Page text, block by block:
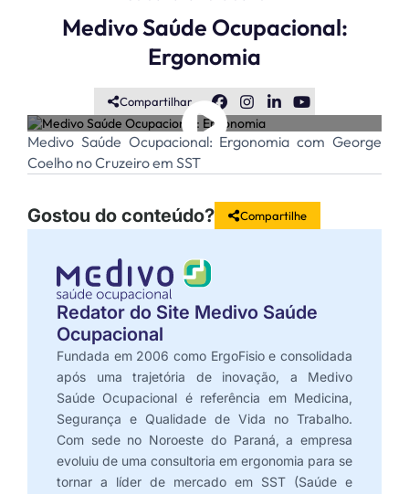
Medivo Saúde Ocupacional:
Ergonomia
Compartilhar
Medivo Saúde Ocupacional: Ergonomia com George
Coelho no Cruzeiro em SST
Gostou do conteúdo? Compartilhe
Redator do Site Medivo Saúde
Ocupacional
Fundada em 2006 como ErgoFisio e consolidada
após uma trajetória de inovação, a Medivo
Saúde Ocupacional é referência em Medicina,
Segurança e Qualidade de Vida no Trabalho.
Com sede no Noroeste do Paraná, a empresa
evoluiu de uma consultoria em ergonomia para se
tornar a líder de mercado em SST (Saúde e